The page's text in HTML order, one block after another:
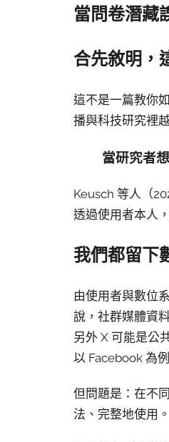
當問卷潛藏
合先敘明，
這不是一篇教你
播與科技研究裡
當研究者
Keusch 等人（
透過使用者本人
我們都留下
由使用者與數位
說，社群媒體資
另外 X 可能是公
以 Facebook 為
但問題是：在不
法、完整地使用。